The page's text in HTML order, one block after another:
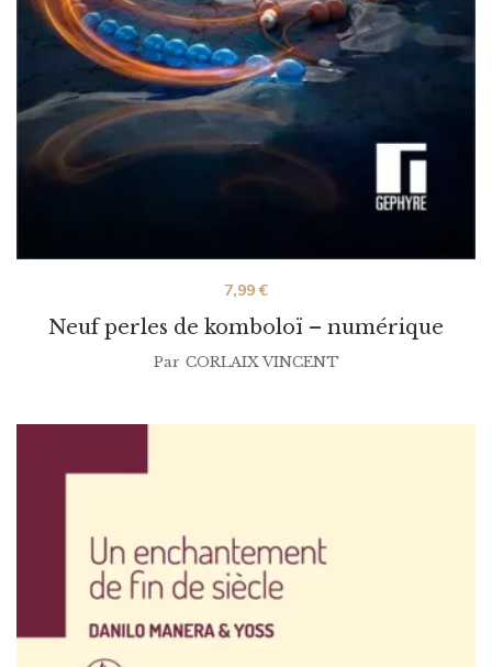
Neuf perles de komboloï – numérique
7,99€
Par CORLAIX VINCENT